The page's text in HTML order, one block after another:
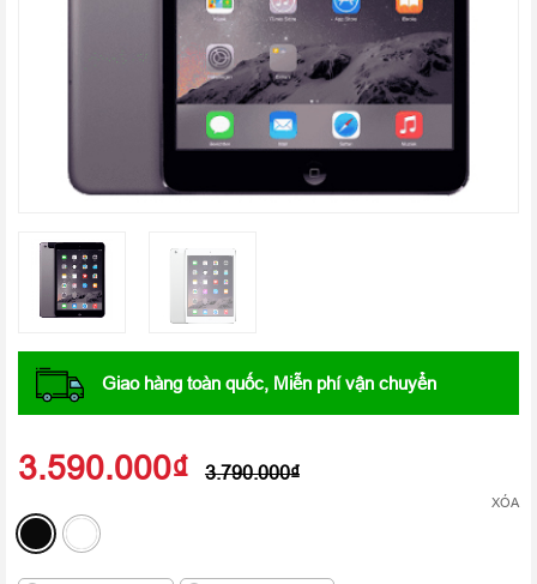
Giao hàng toàn quốc, Miễn phí vận chuyển
3.590.000₫ 3.790.000₫
XÓA